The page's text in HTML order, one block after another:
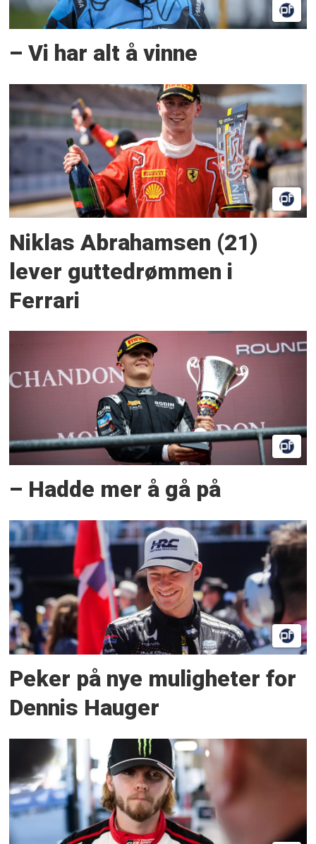
– Vi har alt å vinne
Niklas Abrahamsen (21)
lever guttedrømmen i
Ferrari
– Hadde mer å gå på
Peker på nye muligheter for
Dennis Hauger